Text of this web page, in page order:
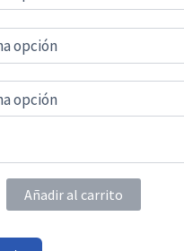
Añadir al carrito